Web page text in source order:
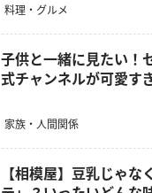
料理・グルメ
子供と一緒に見たい！
式チャンネルが可愛す
家族・人間関係
【相模屋】豆乳じゃな